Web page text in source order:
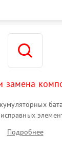
замена
монтаж новых
Подробнее